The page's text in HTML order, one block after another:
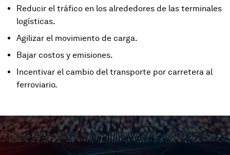
Reducir el tráfico en los alrededores de las terminales
logísticas.
Agilizar el movimiento de carga.
Bajar costos y emisiones.
Incentivar el cambio del transporte por carretera al
ferroviario.
0
seconds
of
2